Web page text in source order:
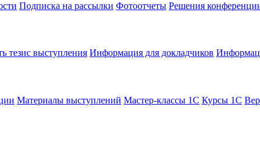
Подписка на рассылки Фотоотчеты Решения
тезис выступления Информация для докладчиков
Материалы выступлений Мастер-классы 1С Курсы 1С